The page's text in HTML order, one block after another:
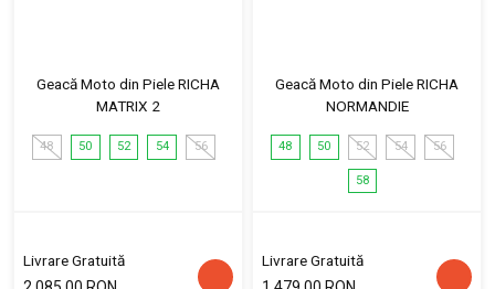
Geacă Moto din Piele RICHA
MATRIX 2
48 50 52 54 56
Livrare Gratuită
Geacă Moto din Piele RICHA
NORMANDIE
48 50 52 54 56
58
Livrare Gratuită